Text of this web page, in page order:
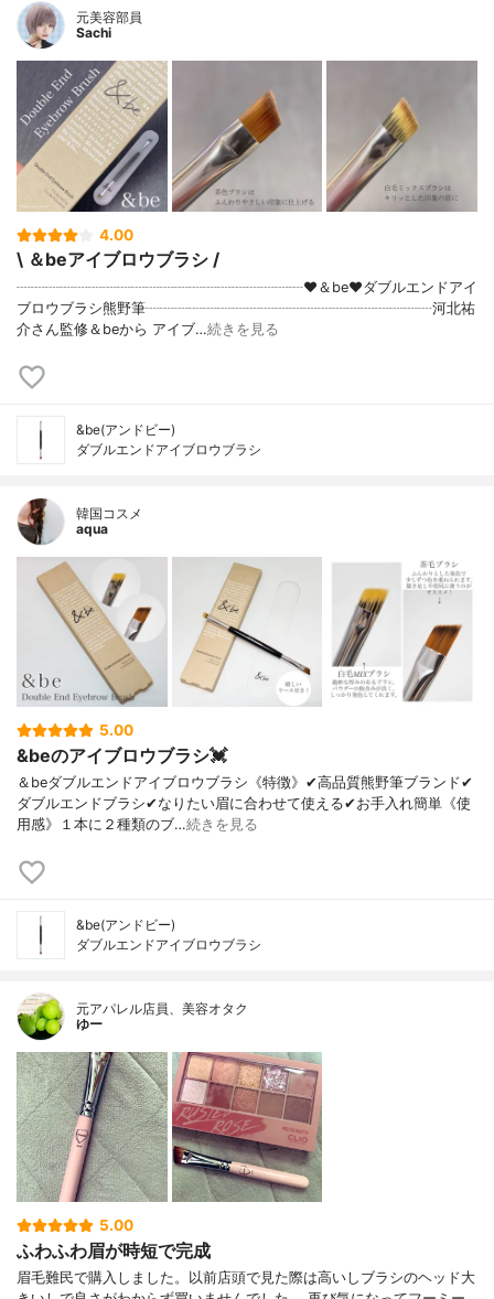
元美容部員
Sachi
4.00
\ ＆beアイブロウブラシ /
┈┈┈┈┈┈┈┈┈┈┈┈┈┈┈┈┈┈┈┈♥＆be♥ダブルエンドアイ
ブロウブラシ熊野筆┈┈┈┈┈┈┈┈┈┈┈┈┈┈┈┈┈┈┈┈⁡河北祐
介さん監修＆beから アイブ…続きを見る
&be(アンドビー)
ダブルエンドアイブロウブラシ
韓国コスメ
aqua
5.00
&beのアイブロウブラシ💓
＆beダブルエンドアイブロウブラシ《特徴》✔︎高品質熊野筆ブランド✔︎
ダブルエンドブラシ✔︎なりたい眉に合わせて使える✔︎お手入れ簡単《使
用感》１本に２種類のブ…続きを見る
&be(アンドビー)
ダブルエンドアイブロウブラシ
元アパレル店員、美容オタク
ゆー
5.00
ふわふわ眉が時短で完成
眉毛難民で購入しました。以前店頭で見た際は高いしブラシのヘッド大